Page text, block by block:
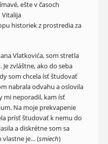
ešte v časoch
Vitalija
historiek z prostredia za
Vlatkovića, som stretla
zvláštne, ako do seba
som chcela ísť študovať
nabrala odvahu a oslovila
mi neporadil, kam ísť
Na moje prekvapenie
prísť študovať k nemu do
a diskrétne som sa
vlastne je… (smiech)